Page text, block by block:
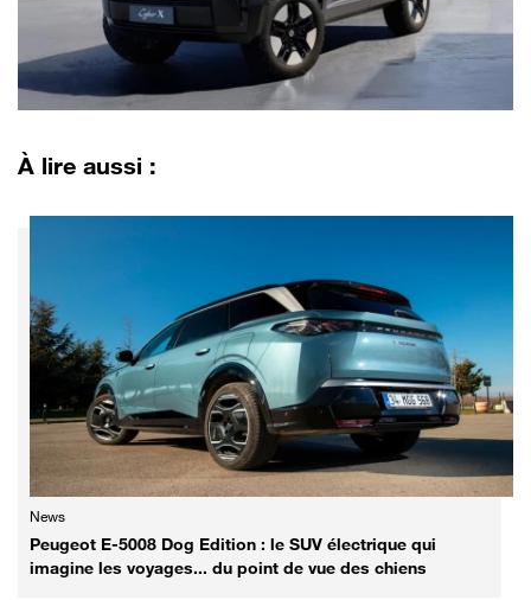
À lire aussi :
News
Peugeot E-5008 Dog Edition : le SUV électrique qui
imagine les voyages... du point de vue des chiens